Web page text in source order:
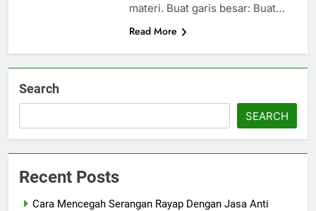
materi. Buat garis besar: Buat…
Read More
Search
SEARCH
Recent Posts
Cara Mencegah Serangan Rayap Dengan Jasa Anti